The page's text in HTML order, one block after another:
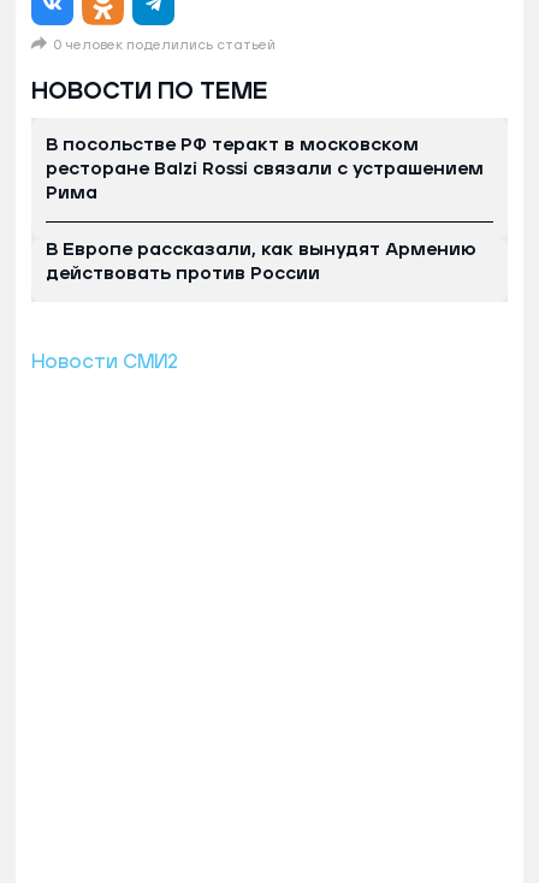
0 человек поделились статьей
НОВОСТИ ПО ТЕМЕ
В посольстве РФ теракт в московском
ресторане Balzi Rossi связали с устрашением
Рима
В Европе рассказали, как вынудят Армению
действовать против России
Новости СМИ2